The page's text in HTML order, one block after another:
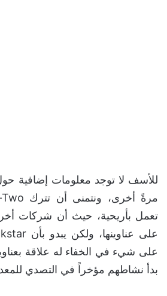
تعمل بأريحية، حيث أن شركات
على شيء في الخفاء له علاقة
بدأ نشاطهم مؤخراً في التصدي